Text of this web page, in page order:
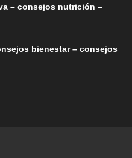
– consejos nutrición –
bienestar – consejos